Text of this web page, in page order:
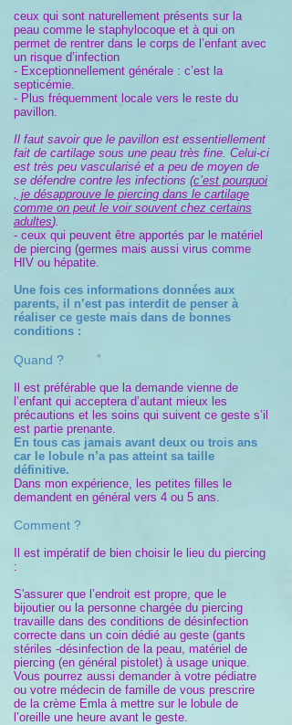
ceux qui sont naturellement présents sur la
peau comme le staphylocoque et à qui on
permet de rentrer dans le corps de l’enfant avec
un risque d’infection
- Exceptionnellement générale : c’est la
septicémie.
- Plus fréquemment locale vers le reste du
pavillon.
Il faut savoir que le pavillon est essentiellement
fait de cartilage sous une peau très fine. Celui-ci
est très peu vascularisé et a peu de moyen de
se défendre contre les infections (c’est pourquoi
, je désapprouve le piercing dans le cartilage
comme on peut le voir souvent chez certains
adultes).
- ceux qui peuvent être apportés par le matériel
de piercing (germes mais aussi virus comme
HIV ou hépatite.
Une fois ces informations données aux
parents, il n’est pas interdit de penser à
réaliser ce geste mais dans de bonnes
conditions :
Quand ?
Il est préférable que la demande vienne de
l’enfant qui acceptera d’autant mieux les
précautions et les soins qui suivent ce geste s’il
est partie prenante.
En tous cas jamais avant deux ou trois ans
car le lobule n’a pas atteint sa taille
définitive.
Dans mon expérience, les petites filles le
demandent en général vers 4 ou 5 ans.
Comment ?
Il est impératif de bien choisir le lieu du piercing
:
S'assurer que l’endroit est propre, que le
bijoutier ou la personne chargée du piercing
travaille dans des conditions de désinfection
correcte dans un coin dédié au geste (gants
stériles -désinfection de la peau, matériel de
piercing (en général pistolet) à usage unique.
Vous pourrez aussi demander à votre pédiatre
ou votre médecin de famille de vous prescrire
de la crème Emla à mettre sur le lobule de
l’oreille une heure avant le geste.